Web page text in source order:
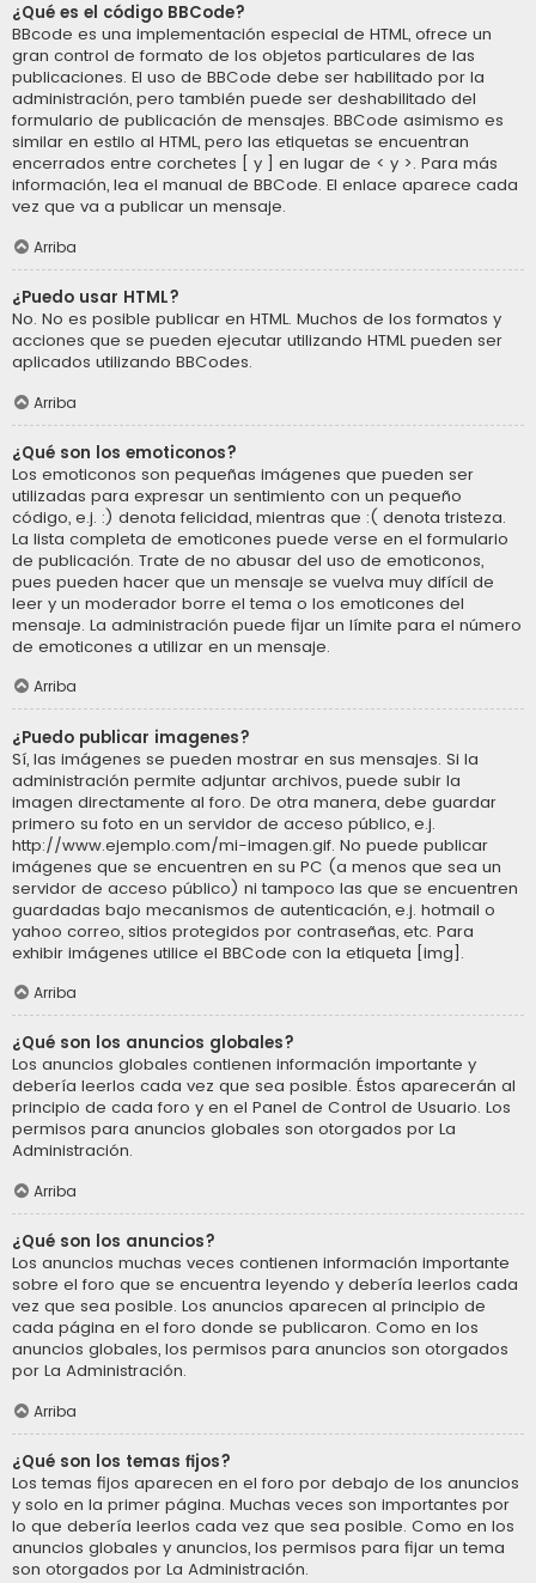
¿Qué es el código BBCode?
BBcode es una implementación especial de HTML, ofrece un
gran control de formato de los objetos particulares de las
publicaciones. El uso de BBCode debe ser habilitado por la
administración, pero también puede ser deshabilitado del
formulario de publicación de mensajes. BBCode asimismo es
similar en estilo al HTML, pero las etiquetas se encuentran
encerrados entre corchetes [ y ] en lugar de < y >. Para más
información, lea el manual de BBCode. El enlace aparece cada
vez que va a publicar un mensaje.
Arriba
¿Puedo usar HTML?
No. No es posible publicar en HTML. Muchos de los formatos y
acciones que se pueden ejecutar utilizando HTML pueden ser
aplicados utilizando BBCodes.
Arriba
¿Qué son los emoticonos?
Los emoticonos son pequeñas imágenes que pueden ser
utilizadas para expresar un sentimiento con un pequeño
código, e.j. :) denota felicidad, mientras que :( denota tristeza.
La lista completa de emoticones puede verse en el formulario
de publicación. Trate de no abusar del uso de emoticonos,
pues pueden hacer que un mensaje se vuelva muy difícil de
leer y un moderador borre el tema o los emoticones del
mensaje. La administración puede fijar un límite para el número
de emoticones a utilizar en un mensaje.
Arriba
¿Puedo publicar imagenes?
Sí, las imágenes se pueden mostrar en sus mensajes. Si la
administración permite adjuntar archivos, puede subir la
imagen directamente al foro. De otra manera, debe guardar
primero su foto en un servidor de acceso público, e.j.
http://www.ejemplo.com/mi-imagen.gif. No puede publicar
imágenes que se encuentren en su PC (a menos que sea un
servidor de acceso público) ni tampoco las que se encuentren
guardadas bajo mecanismos de autenticación, e.j. hotmail o
yahoo correo, sitios protegidos por contraseñas, etc. Para
exhibir imágenes utilice el BBCode con la etiqueta [img].
Arriba
¿Qué son los anuncios globales?
Los anuncios globales contienen información importante y
debería leerlos cada vez que sea posible. Éstos aparecerán al
principio de cada foro y en el Panel de Control de Usuario. Los
permisos para anuncios globales son otorgados por La
Administración.
Arriba
¿Qué son los anuncios?
Los anuncios muchas veces contienen información importante
sobre el foro que se encuentra leyendo y debería leerlos cada
vez que sea posible. Los anuncios aparecen al principio de
cada página en el foro donde se publicaron. Como en los
anuncios globales, los permisos para anuncios son otorgados
por La Administración.
Arriba
¿Qué son los temas fijos?
Los temas fijos aparecen en el foro por debajo de los anuncios
y solo en la primer página. Muchas veces son importantes por
lo que debería leerlos cada vez que sea posible. Como en los
anuncios globales y anuncios, los permisos para fijar un tema
son otorgados por La Administración.